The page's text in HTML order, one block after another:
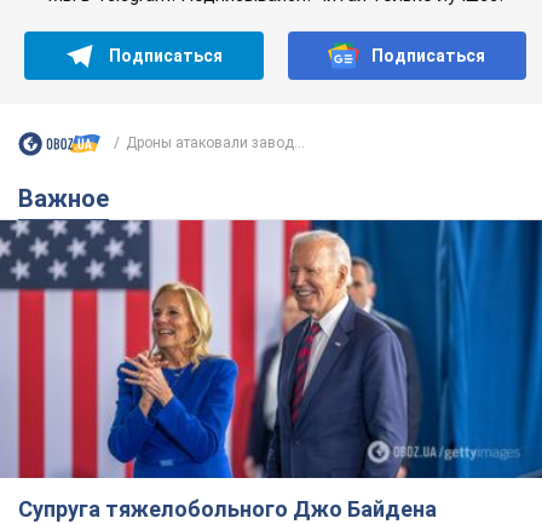
Подписаться Подписаться
Дроны атаковали завод...
Важное
Супруга тяжелобольного Джо Байдена